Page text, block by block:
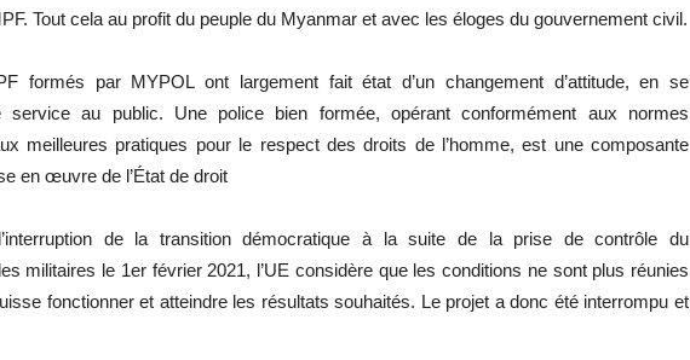
Tout cela au profit du peuple du Myanmar et avec les éloges du gouvernement civil.
formés par MYPOL ont largement fait état d’un changement d’attitude, en se
service au public. Une police bien formée, opérant conformément aux normes
meilleures pratiques pour le respect des droits de l’homme, est une composante
en œuvre de l’État de droit
de la transition démocratique à la suite de la prise de contrôle du
militaires le 1er février 2021, l’UE considère que les conditions ne sont plus réunies
fonctionner et atteindre les résultats souhaités. Le projet a donc été interrompu et